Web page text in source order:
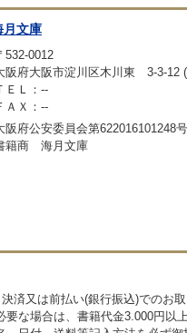
月文庫
532-0012
阪府大阪市淀川区木川東 3-3-12
ＥＬ：--
ＡＸ：--
阪府公安委員会第622016101248号
籍商 海月文庫
済又は前払い(銀行振込)でのお取
な場合は、書籍代金3.000円以